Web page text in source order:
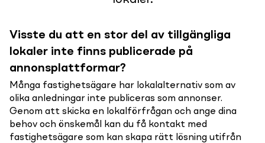
Visste du att en stor del av tillgängliga
lokaler inte finns publicerade på
annonsplattformar?
Många fastighetsägare har lokalalternativ som av
olika anledningar inte publiceras som annonser.
Genom att skicka en lokalförfrågan och ange dina
behov och önskemål kan du få kontakt med
fastighetsägare som kan skapa rätt lösning utifrån